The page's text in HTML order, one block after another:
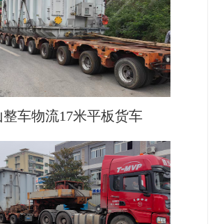
整车物流17米平板货车